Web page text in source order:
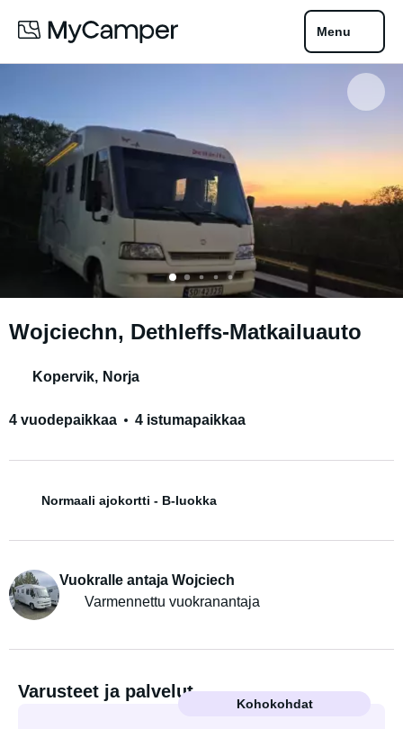
Menu
Wojciechn, Dethleffs-Matkailuauto
Kopervik, Norja
4 vuodepaikkaa 4 istumapaikkaa
Normaali ajokortti - B-luokka
Vuokralle antaja Wojciech
Varmennettu vuokranantaja
Varusteet ja palvelut
Kohokohdat